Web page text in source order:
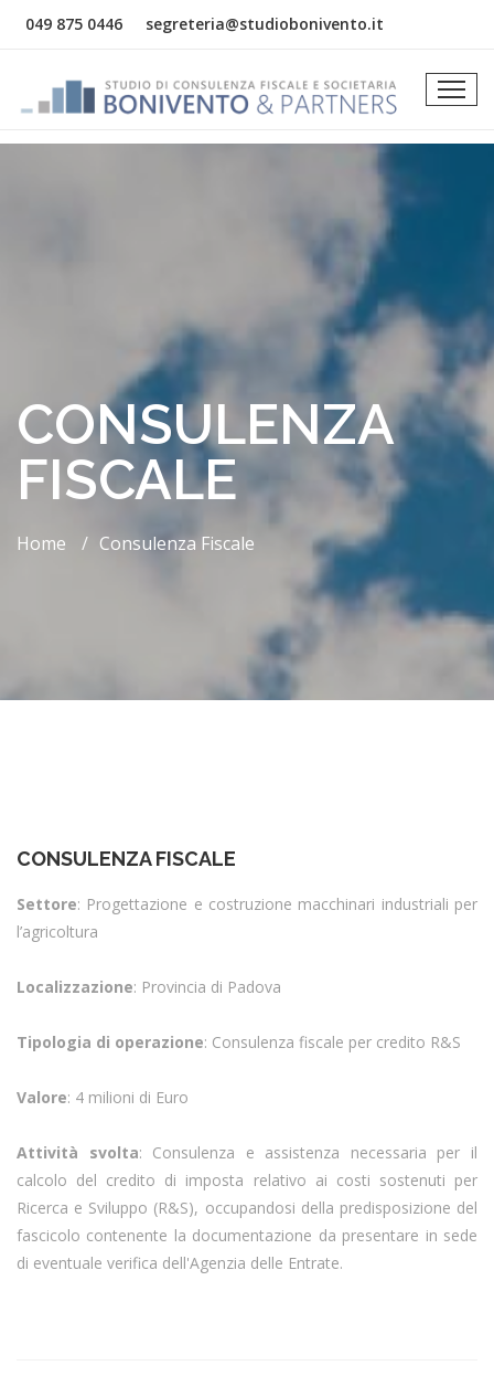
049 875 0446 segreteria@studiobonivento.it
CONSULENZA
FISCALE
Home / Consulenza Fiscale
CONSULENZA FISCALE
Settore: Progettazione e costruzione macchinari industriali per
l’agricoltura
Localizzazione: Provincia di Padova
Tipologia di operazione: Consulenza fiscale per credito R&S
Valore: 4 milioni di Euro
Attività svolta: Consulenza e assistenza necessaria per il
calcolo del credito di imposta relativo ai costi sostenuti per
Ricerca e Sviluppo (R&S), occupandosi della predisposizione del
fascicolo contenente la documentazione da presentare in sede
di eventuale verifica dell'Agenzia delle Entrate.